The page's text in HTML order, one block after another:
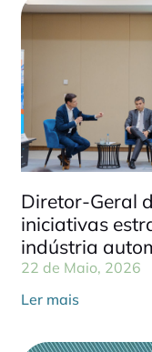
Diretor-Geral
iniciativas
indústria
22 de Maio, 2026
Ler mais